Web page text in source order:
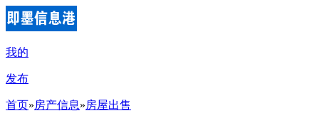
我的
发布
首页»房产信息»房屋出售